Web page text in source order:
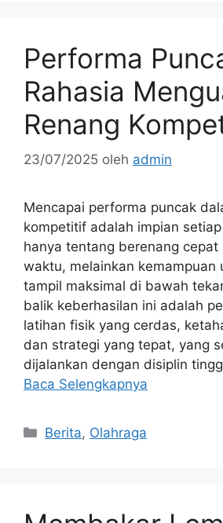
Performa
Rahasia
Renang
23/07/2025 oleh admin
Mencapai performa puncak
kompetitif adalah impian
hanya tentang berenang cepat
waktu, melainkan kemampuan
tampil maksimal di bawah
balik keberhasilan ini adalah
latihan fisik yang cerdas,
dan strategi yang tepat, yang
dijalankan dengan disiplin
Baca Selengkapnya
Kategori
Berita, Olahraga